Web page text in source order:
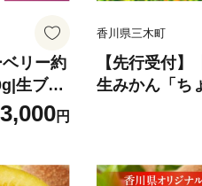
ベリー約
生ブル
良い フ
の果物
円
香川県三木町
【先行受付
生みかん「ち
ズ」約5kg【
甘い みかん
おすすめ 贈答